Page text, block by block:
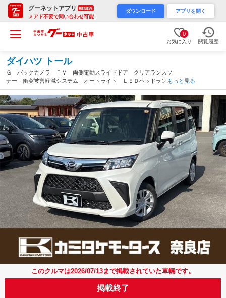
グーネットアプリ RENEW
メアド不要で問い合わせ可能
ダウンロード アプリを開く
0
お気に入り 閲覧履歴
ダイハツ トール
Ｇ バックカメラ ＴＶ 両側電動スライドドア クリアランスソ
ナー 衝突被害軽減システム オートライト ＬＥＤヘッドラン
プ スマートキー アイドリングストップ 電動格納ミラー ウォ
ークスルー ＣＶＴ（奈良県）
もっと見る
このクルマは2026/07/13まで掲載されていた車輛です。
掲載終了